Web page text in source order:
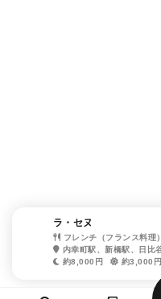
ラ・セヌ
フレンチ（フランス料理
酒・焼酎、ワイン
内幸町駅、新橋駅、日比
約8,000円
約3,000円